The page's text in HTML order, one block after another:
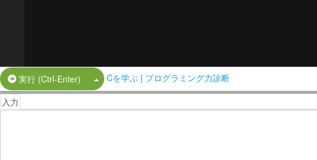
実行 (Ctrl-Enter) Split Button!
Cを学ぶ | プログラミング力診断
入力